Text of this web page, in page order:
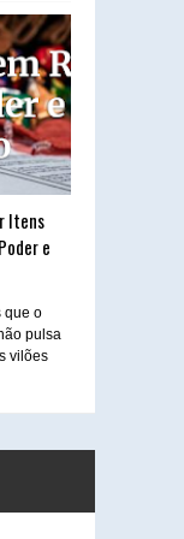
Itens
e
que o
pulsa
vilões